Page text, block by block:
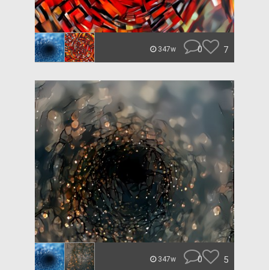
347w 0 7
347w 0 5